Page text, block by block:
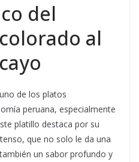
del
al
de los platos
peruana, especialmente
platillo destaca por su
que no solo le da una
un sabor profundo y